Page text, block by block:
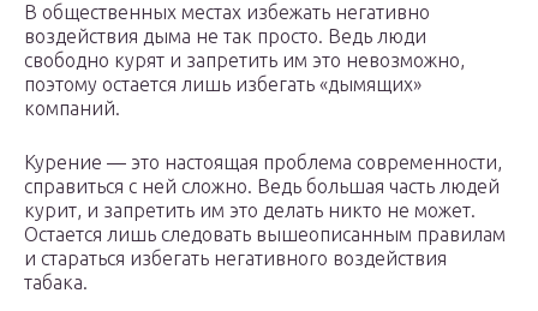
В общественных местах избежать негативно
воздействия дыма не так просто. Ведь люди
свободно курят и запретить им это невозможно,
поэтому остается лишь избегать «дымящих»
компаний.
Курение — это настоящая проблема современности,
справиться с ней сложно. Ведь большая часть людей
курит, и запретить им это делать никто не может.
Остается лишь следовать вышеописанным правилам
и стараться избегать негативного воздействия
табака.